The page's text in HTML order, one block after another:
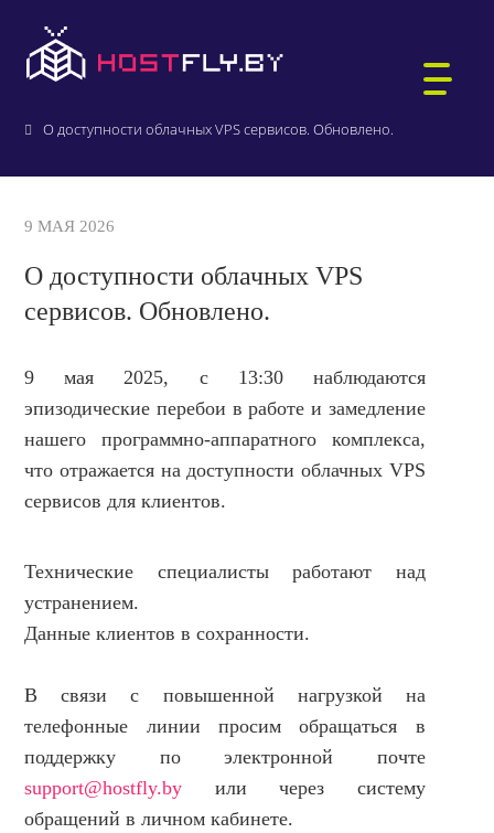
ВИРТУАЛЬНЫЕ СЕРВЕРЫ
1С:БУХГАЛТЕРИЯ
ВЫДЕЛЕННЫЕ СЕРВЕРЫ
ЗАЩИЩЁННЫЙ ХОСТИНГ
РЕГИСТРАЦИЯ ДОМЕНОВ
КТО МЫ
НОВОСТИ И АКЦИИ
ВОПРОСЫ И ОТВЕТЫ
ВЛАДЕЛЬЦАМ ХОСТИНГ-КОМПАНИЙ
О доступности облачных VPS сервисов. Обновлено.
9 МАЯ 2026
О доступности облачных VPS
сервисов. Обновлено.
9 мая 2025, с 13:30 наблюдаются
эпизодические перебои в работе и замедление
нашего программно-аппаратного комплекса,
что отражается на доступности облачных VPS
сервисов для клиентов.
Технические специалисты работают над
устранением.
Данные клиентов в сохранности.
В связи с повышенной нагрузкой на
телефонные линии просим обращаться в
поддержку по электронной почте
support@hostfly.by или через систему
обращений в личном кабинете.​​​​​​​​​​​​​​​​